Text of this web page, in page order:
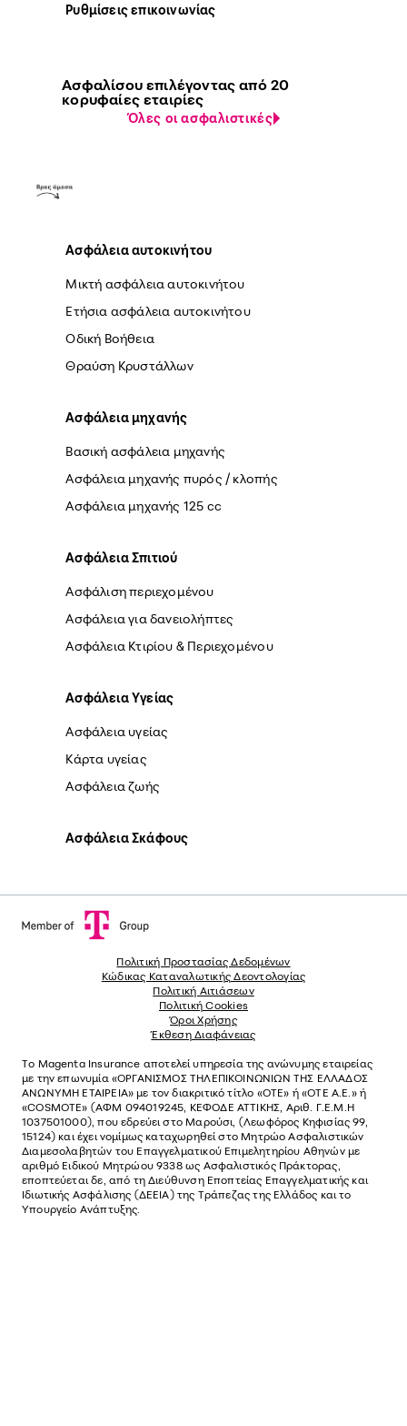
Ρυθμίσεις επικοινωνίας
Ασφαλίσου επιλέγοντας από 20
κορυφαίες εταιρίες
Όλες οι ασφαλιστικές
Ασφάλεια αυτοκινήτου
Μικτή ασφάλεια αυτοκινήτου
Ετήσια ασφάλεια αυτοκινήτου
Οδική Βοήθεια
Θραύση Κρυστάλλων
Ασφάλεια μηχανής
Βασική ασφάλεια μηχανής
Ασφάλεια μηχανής πυρός / κλοπής
Ασφάλεια μηχανής 125 cc
Ασφάλεια Σπιτιού
Ασφάλιση περιεχομένου
Ασφάλεια για δανειολήπτες
Ασφάλεια Κτιρίου & Περιεχομένου
Ασφάλεια Yγείας
Ασφάλεια υγείας
Κάρτα υγείας
Ασφάλεια ζωής
Ασφάλεια Σκάφους
Πολιτική Προστασίας Δεδομένων
Κώδικας Καταναλωτικής Δεοντολογίας
Πολιτική Αιτιάσεων
Πολιτική Cookies
Όροι Χρήσης
Έκθεση Διαφάνειας
Το Magenta Insurance αποτελεί υπηρεσία της ανώνυµης εταιρείας
µε την επωνυµία «ΟΡΓΑΝΙΣΜΟΣ ΤΗΛΕΠΙΚΟΙΝΩΝΙΩΝ ΤΗΣ ΕΛΛΑΔΟΣ
ΑΝΩΝΥΜΗ ΕΤΑΙΡΕΙΑ» µε τον διακριτικό τίτλο «OTE» ή «ΟΤΕ Α.Ε.» ή
«COSMOTE» (ΑΦΜ 094019245, ΚΕΦΟΔΕ ΑΤΤΙΚΗΣ, Αριθ. Γ.Ε.Μ.Η
1037501000), που εδρεύει στο Μαρούσι, (Λεωφόρος Κηφισίας 99,
15124) και έχει νοµίµως καταχωρηθεί στο Μητρώο Ασφαλιστικών
Διαµεσολαβητών του Επαγγελµατικού Επιµελητηρίου Αθηνών µε
αριθµό Ειδικού Μητρώου 9338 ως Ασφαλιστικός Πράκτορας,
εποπτεύεται δε, από τη Διεύθυνση Εποπτείας Επαγγελματικής και
Ιδιωτικής Ασφάλισης (ΔΕΕΙΑ) της Τράπεζας της Ελλάδος και το
Υπουργείο Ανάπτυξης.